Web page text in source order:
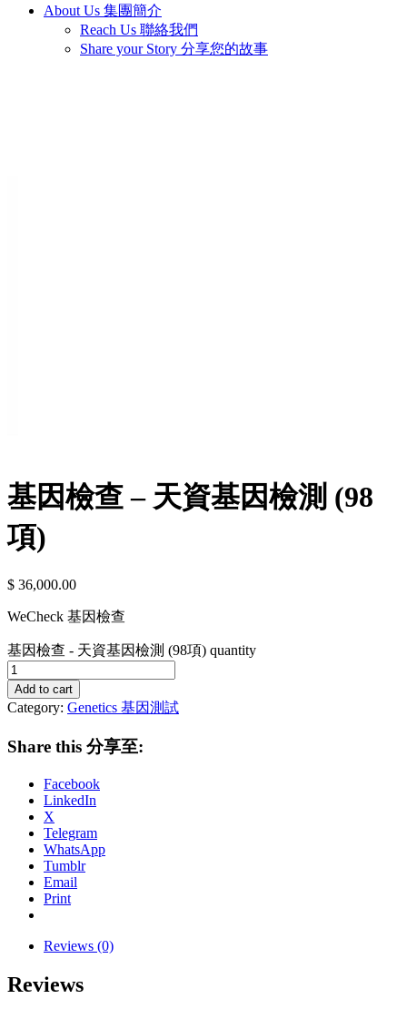
About Us 集團簡介
Reach Us 聯絡我們
Share your Story 分享您的故事
基因檢查 – 天資基因檢測 (98
項)
$ 36,000.00
WeCheck 基因檢查
基因檢查 - 天資基因檢測 (98項) quantity
Add to cart
Category: Genetics 基因測試
Share this 分享至:
Facebook
LinkedIn
X
Telegram
WhatsApp
Tumblr
Email
Print
Reviews (0)
Reviews